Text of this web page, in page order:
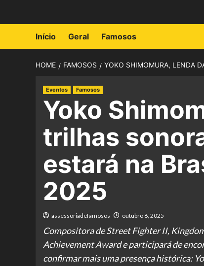
Início Geral Famosos
HOME FAMOSOS YOKO SHIMOMURA, LENDA
Eventos Famosos
Yoko
trilhas
estará na
2025
assessoriadefamosos outubro 6, 2025
Compositora de Street Fighter II,
Achievement Award e participará de
confirmar mais uma presença histórica: